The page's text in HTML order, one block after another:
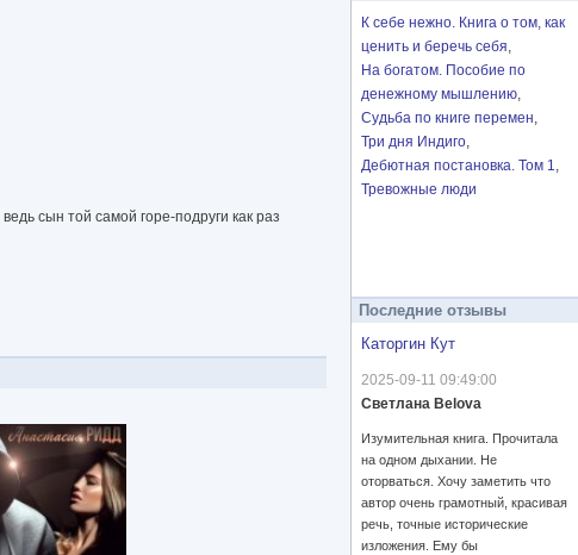
сын той самой горе-подруги как раз
К себе нежно. Книга о том, как
ценить и беречь себя
На богатом. Пособие по
денежному мышлению
Судьба по книге перемен
Три дня Индиго
Дебютная постановка. Том 1
Тревожные люди
Последние отзывы
Каторгин Кут
2025-09-11 09:49:00
Светлана Belova
Изумительная книга. Прочитала
на одном дыхании. Не
оторваться. Хочу заметить что
автор очень грамотный, красивая
речь, точные исторические
изложения. Ему бы